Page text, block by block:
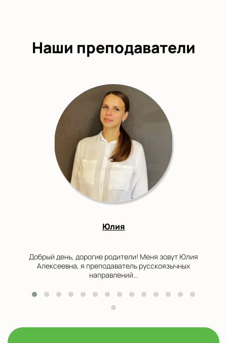
Наши преподаватели
Юлия
Добрый день, дорогие родители! Меня зовут Юлия
Алексеевна, я преподаватель русскоязычных
направлений...